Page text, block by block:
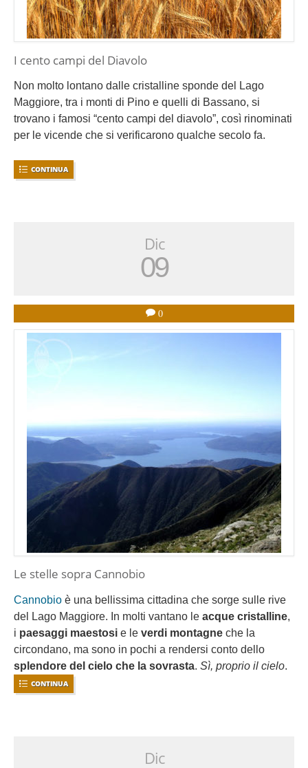
I cento campi del Diavolo
Non molto lontano dalle cristalline sponde del Lago
Maggiore, tra i monti di Pino e quelli di Bassano, si
trovano i famosi “cento campi del diavolo”, così rinominati
per le vicende che si verificarono qualche secolo fa.
CONTINUA
Dic
09
0
Le stelle sopra Cannobio
Cannobio è una bellissima cittadina che sorge sulle rive
del Lago Maggiore. In molti vantano le acque cristalline,
i paesaggi maestosi e le verdi montagne che la
circondano, ma sono in pochi a rendersi conto dello
splendore del cielo che la sovrasta. Sì, proprio il cielo.
CONTINUA
Dic